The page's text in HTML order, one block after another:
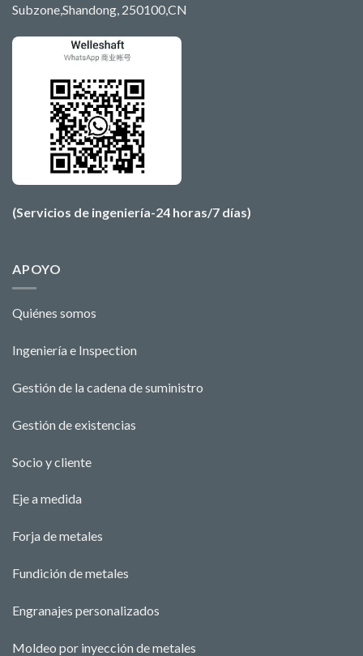
Subzone,Shandong, 250100,CN
(Servicios de ingeniería-24 horas/7 días)
APOYO
Quiénes somos
Ingeniería e Inspection
Gestión de la cadena de suministro
Gestión de existencias
Socio y cliente
Eje a medida
Forja de metales
Fundición de metales
Engranajes personalizados
Moldeo por inyección de metales